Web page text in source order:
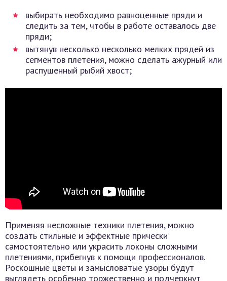
выбирать необходимо равноценные пряди и
следить за тем, чтобы в работе оставалось две
пряди;
вытянув несколько несколько мелких прядей из
сегментов плетения, можно сделать ажурный или
распушенный рыбий хвост;
Применяя несложные техники плетения, можно
создать стильные и эффектные прически
самостоятельно или украсить локоны сложными
плетениями, прибегнув к помощи профессионалов.
Роскошные цветы и замысловатые узоры будут
выглядеть особенно торжественно и подчеркнут